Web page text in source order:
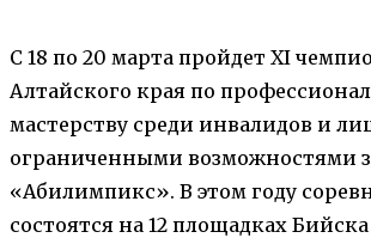
С 18 по 20 марта пройдет XI
Алтайского края по
мастерству среди инвалидов и
ограниченными возможностями
«Абилимпикс». В этом году
состоятся на 12 площадках